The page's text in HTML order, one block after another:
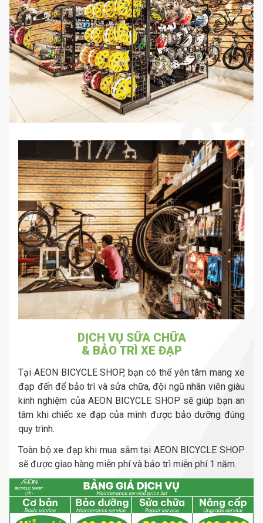
DỊCH VỤ SỮA CHỮA
& BẢO TRÌ XE ĐẠP
Tại AEON BICYCLE SHOP, bạn có thể yên tâm mang xe
đạp đến để bảo trì và sửa chữa, đội ngũ nhân viên giàu
kinh nghiệm của AEON BICYCLE SHOP sẽ giúp bạn an
tâm khi chiếc xe đạp của mình được bảo dưỡng đúng
quy trình.
Toàn bộ xe đạp khi mua sắm tại AEON BICYCLE SHOP
sẽ được giao hàng miễn phí và bảo trì miễn phí 1 năm.